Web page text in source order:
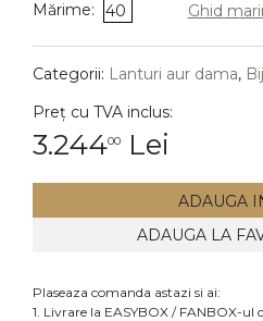
DIAMANTE
Cercei
Accesorii
Mărime: 40 Ghid
Categorii: Lanturi aur dama,
Preț cu TVA inclus:
3.24400 Lei
ADAUGA
ADAUGA LA
Plaseaza comanda astazi si ai:
1. Livrare la EASYBOX / FANBOX-